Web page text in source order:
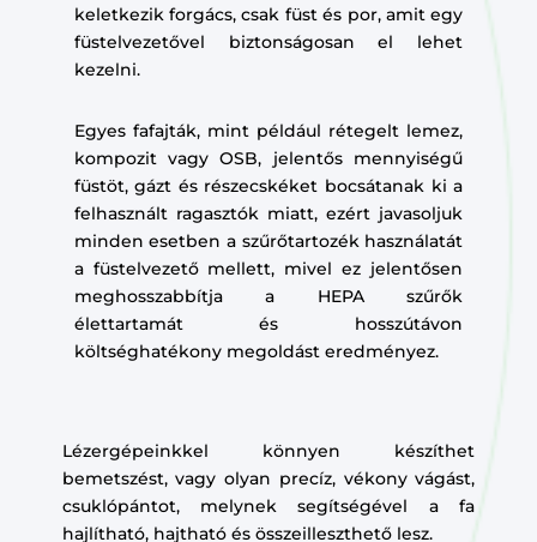
keletkezik forgács, csak füst és por, amit egy
füstelvezetővel biztonságosan el lehet
kezelni.
Egyes fafajták, mint például rétegelt lemez,
kompozit vagy OSB, jelentős mennyiségű
füstöt, gázt és részecskéket bocsátanak ki a
felhasznált ragasztók miatt, ezért javasoljuk
minden esetben a szűrőtartozék használatát
a füstelvezető mellett, mivel ez jelentősen
meghosszabbítja a HEPA szűrők
élettartamát és hosszútávon
költséghatékony megoldást eredményez.
Lézergépeinkkel könnyen készíthet
bemetszést, vagy olyan precíz, vékony vágást,
csuklópántot, melynek segítségével a fa
hajlítható, hajtható és összeilleszthető lesz.